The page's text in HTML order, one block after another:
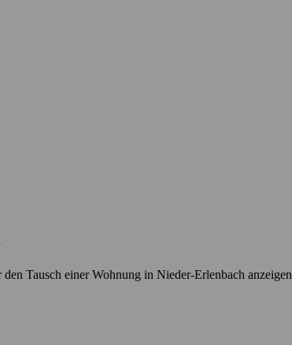
Tausch einer Wohnung in Nieder-Erlenbach anzeigen